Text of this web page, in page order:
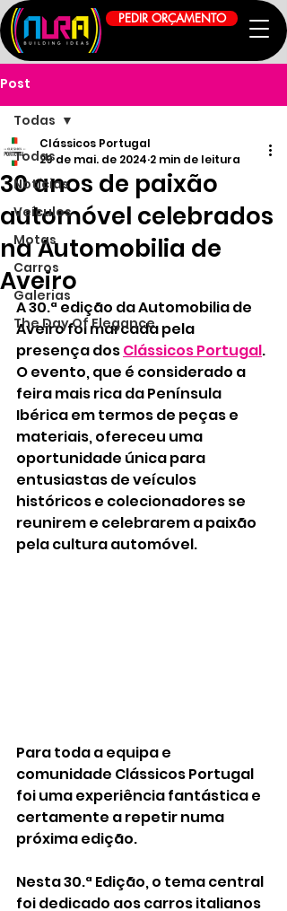
PEDIR ORÇAMENTO
Post
Todas
Notícias
Veículos
Motas
Carros
Galerias
The Day Of Elegance
Todas
30 anos de paixão
automóvel celebrados
na Automobilia de
Aveiro
Clássicos Portugal
29 de mai. de 2024 2 min de leitura
A 30.ª edição da Automobilia de
Aveiro foi marcada pela
presença dos Clássicos Portugal.
O evento, que é considerado a
feira mais rica da Península
Ibérica em termos de peças e
materiais, ofereceu uma
oportunidade única para
entusiastas de veículos
históricos e colecionadores se
reunirem e celebrarem a paixão
pela cultura automóvel.
Para toda a equipa e
comunidade Clássicos Portugal
foi uma experiência fantástica e
certamente a repetir numa
próxima edição.
Nesta 30.ª Edição, o tema central
foi dedicado aos carros italianos